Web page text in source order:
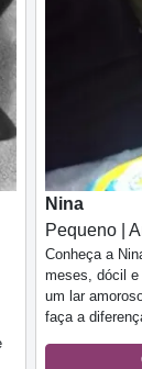
Nina
Pequeno |
Conheça a
meses, dócil
um lar
faça a